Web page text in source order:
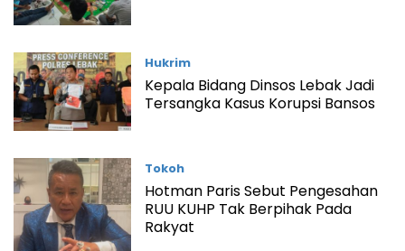
Hukrim
Kepala Bidang Dinsos Lebak Jadi
Tersangka Kasus Korupsi Bansos
Tokoh
Hotman Paris Sebut Pengesahan
RUU KUHP Tak Berpihak Pada
Rakyat